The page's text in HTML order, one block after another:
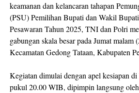
keamanan dan kelancaran tahapan
(PSU) Pemilihan Bupati dan Wakil
Pesawaran Tahun 2025, TNI dan Polri
gabungan skala besar pada Jumat malam
Kecamatan Gedong Tataan, Kabupaten
Kegiatan dimulai dengan apel kesiapan
pukul 20.00 WIB, dipimpin langsung